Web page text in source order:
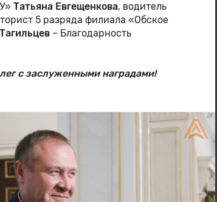
Татьяна Евгещенкова, водитель
5 разряда филиала «Обское
– Благодарность
с заслуженными наградами!